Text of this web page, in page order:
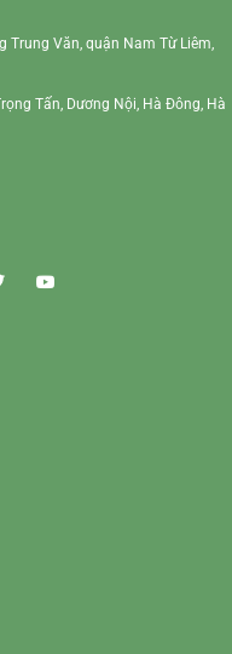
Văn, quận Nam Từ Liêm,
Tấn, Dương Nội, Hà Đông, Hà